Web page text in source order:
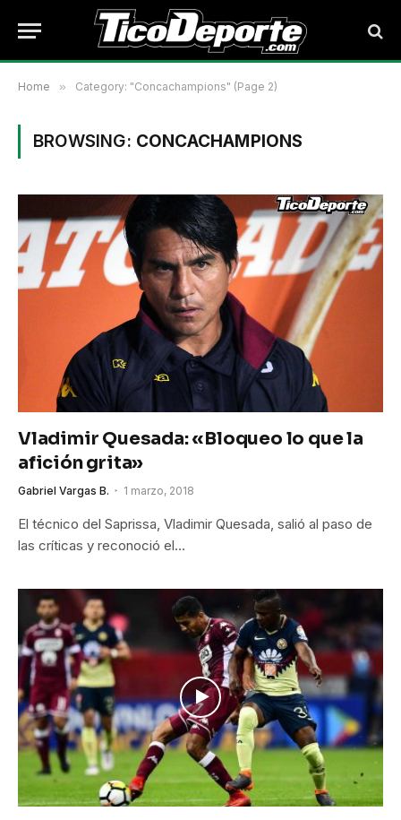
Home » Category: "Concachampions" (Page 2)
BROWSING: CONCACHAMPIONS
Vladimir Quesada: «Bloqueo lo que la
afición grita»
Gabriel Vargas B. 1 marzo, 2018
El técnico del Saprissa, Vladimir Quesada, salió al paso de
las críticas y reconoció el…